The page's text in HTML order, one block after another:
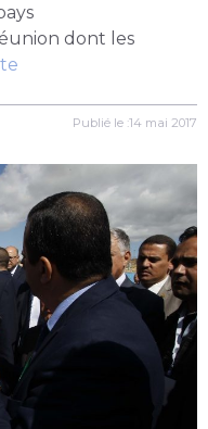
dont les
Publié le :14 mai 2017